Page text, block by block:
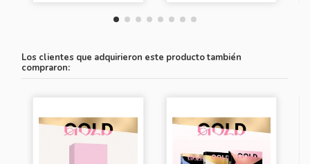
Los clientes que adquirieron este producto también
compraron: